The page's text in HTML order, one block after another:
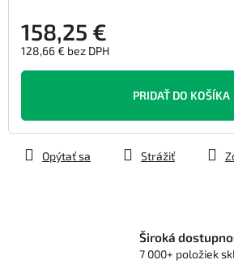
158,25 €
128,66 € bez DPH
Jednotková
PRIDAŤ DO KOŠÍKA
Opýtať sa Strážiť
Široká
7 000+ položiek